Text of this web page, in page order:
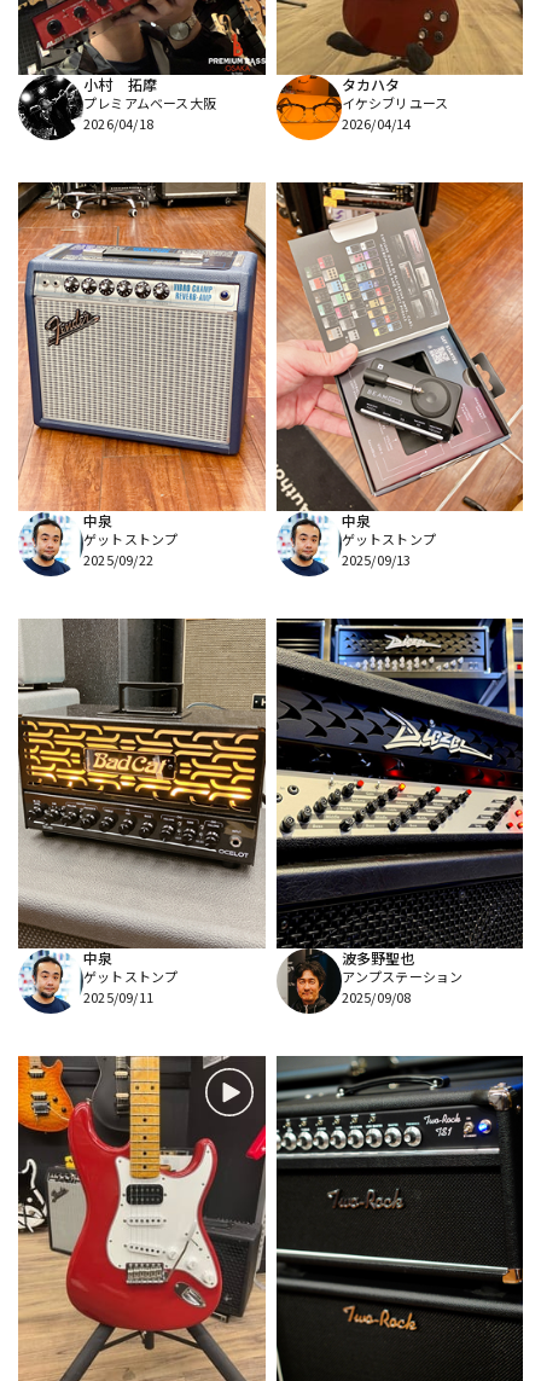
小村 拓摩
プレミアムベース大阪
2026/04/18
タカハタ
イケシブリユース
2026/04/14
中泉
ゲットストンプ
2025/09/22
中泉
ゲットストンプ
2025/09/13
中泉
ゲットストンプ
2025/09/11
波多野聖也
アンプステーション
2025/09/08